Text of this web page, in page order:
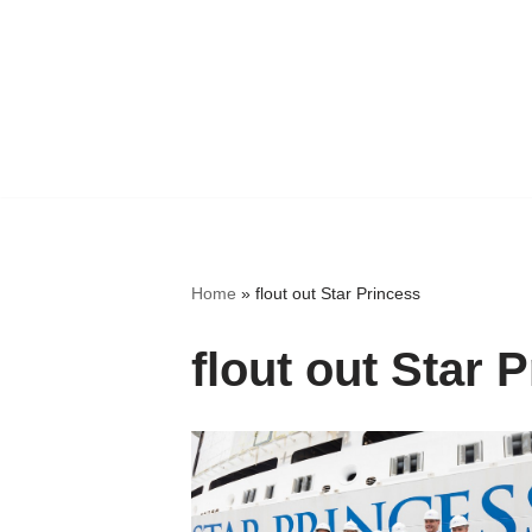
Home » flout out Star Princess
flout out Star